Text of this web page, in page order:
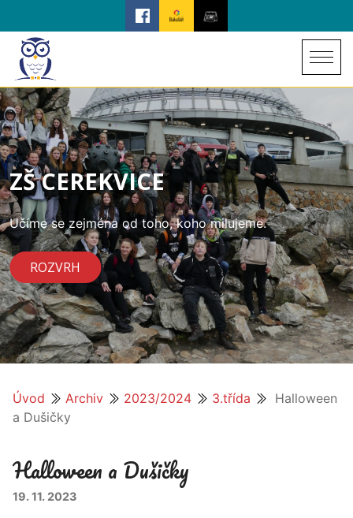
ZŠ CEREKVICE
Učíme se zejména od toho, koho milujeme.
ROZVRH
Úvod Archiv 2023/2024 3.třída
Halloween
a Dušičky
Halloween a Dušičky
19. 11. 2023